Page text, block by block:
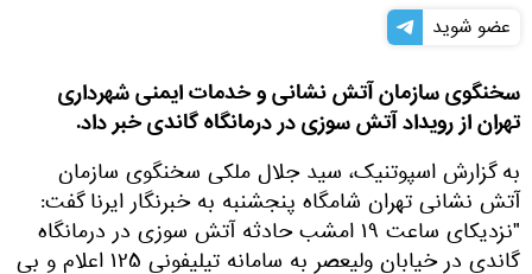
عضو شوید
سخنگوی سازمان آتش نشانی و خدمات ایمنی شهرداری
تهران از رویداد آتش سوزی در درمانگاه گاندی خبر داد.
به گزارش اسپوتنیک، سید جلال ملکی سخنگوی سازمان
آتش نشانی تهران شامگاه پنجشنبه به خبرنگار ایرنا گفت:
"نزدیکای ساعت ۱۹ امشب حادثه آتش سوزی در درمانگاه
گاندی در خیابان ولیعصر به سامانه تیلیفونی ۱۲۵ اعلام و بی